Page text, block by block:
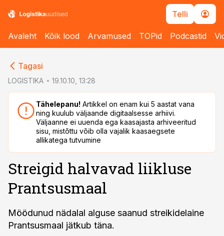
Telli
Avaleht Kõik lood Arvamused TOPid Podcastid
Tagasi
LOGISTIKA 19.10.10, 13:28
Tähelepanu! Artikkel on enam kui 5 aastat vana
ning kuulub väljaande digitaalsesse arhiivi.
Väljaanne ei uuenda ega kaasajasta arhiveeritud
sisu, mistõttu võib olla vajalik kaasaegsete
allikatega tutvumine
Streigid halvavad liikluse
Prantsusmaal
Möödunud nädalal alguse saanud streikidelaine
Prantsusmaal jätkub täna.